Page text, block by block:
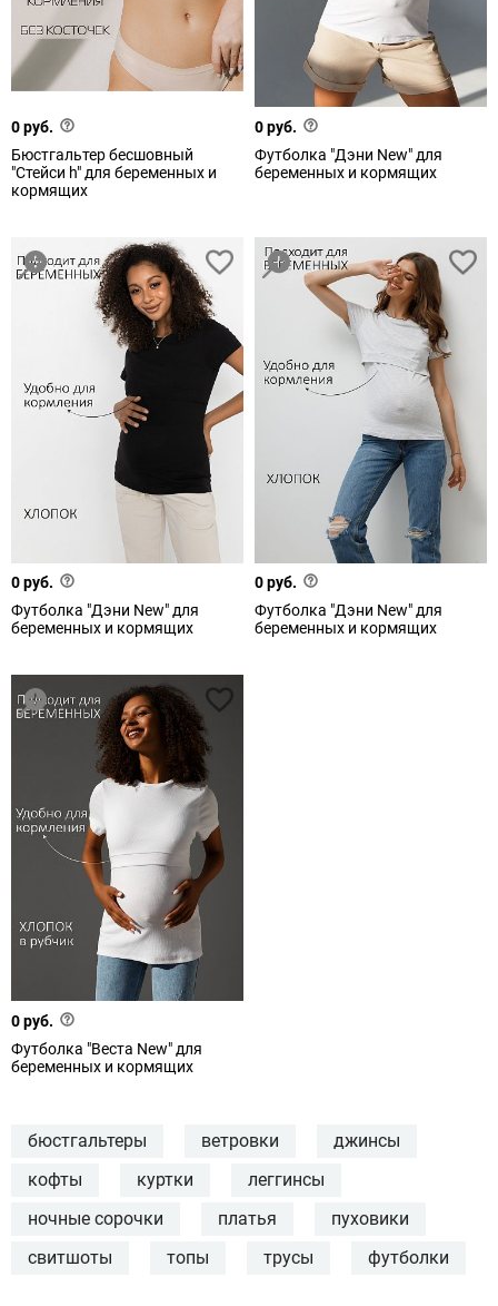
0 руб.
Бюстгальтер бесшовный
"Стейси h" для беременных и
кормящих
0 руб.
Футболка "Дэни New" для
беременных и кормящих
0 руб.
Футболка "Дэни New" для
беременных и кормящих
0 руб.
Футболка "Дэни New" для
беременных и кормящих
0 руб.
Футболка "Веста New" для
беременных и кормящих
бюстгальтеры ветровки
джинсы
кофты
куртки
леггинсы
ночные сорочки
платья
пуховики
свитшоты
топы трусы футболки